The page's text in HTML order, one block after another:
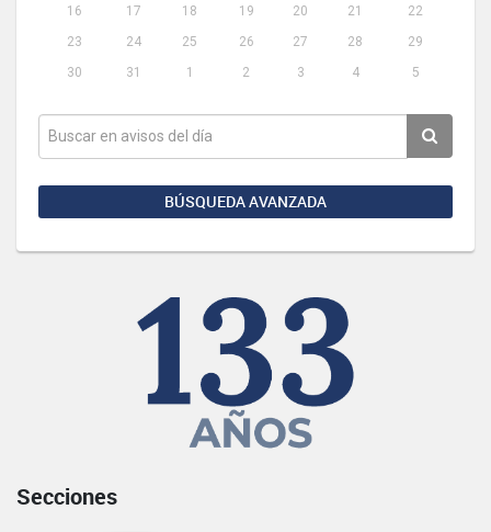
16
17 18 19 20 21
22
23
24 25 26 27 28
29
30
31 1 2 3 4 5
BÚSQUEDA AVANZADA
Secciones